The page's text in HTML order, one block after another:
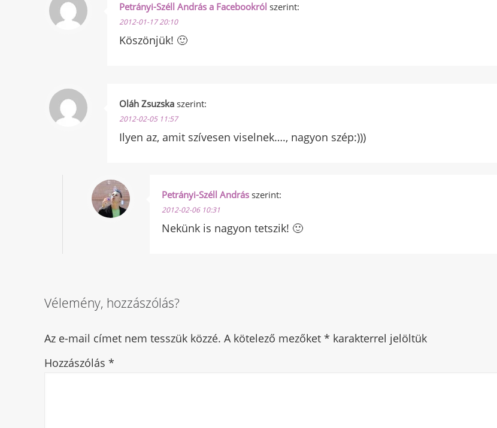
Petrányi-Széll András a Facebookról szerint:
2012-01-17 20:10
Köszönjük! 🙂
Oláh Zsuzska szerint:
2012-02-05 11:57
Ilyen az, amit szívesen viselnek…., nagyon szép:)))
Petrányi-Széll András szerint:
2012-02-06 10:31
Nekünk is nagyon tetszik! 🙂
Vélemény, hozzászólás?
Az e-mail címet nem tesszük közzé. A kötelező mezőket * karakterrel jelöltük
Hozzászólás *